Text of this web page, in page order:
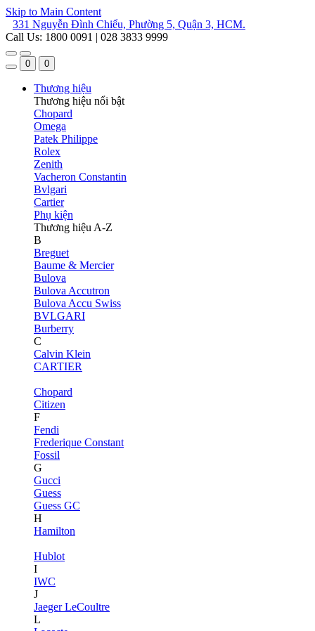
Skip to Main Content
331 Nguyễn Đình Chiểu, Phường 5, Quận 3, HCM.
Call Us: 1800 0091 | 028 3833 9999
0 0
Thương hiệu
Thương hiệu nổi bật
Chopard
Omega
Patek Philippe
Rolex
Zenith
Vacheron Constantin
Bvlgari
Cartier
Phụ kiện
Thương hiệu A-Z
B
Breguet
Baume & Mercier
Bulova
Bulova Accutron
Bulova Accu Swiss
BVLGARI
Burberry
C
Calvin Klein
CARTIER
Chopard
Citizen
F
Fendi
Frederique Constant
Fossil
G
Gucci
Guess
Guess GC
H
Hamilton
Hublot
I
IWC
J
Jaeger LeCoultre
L